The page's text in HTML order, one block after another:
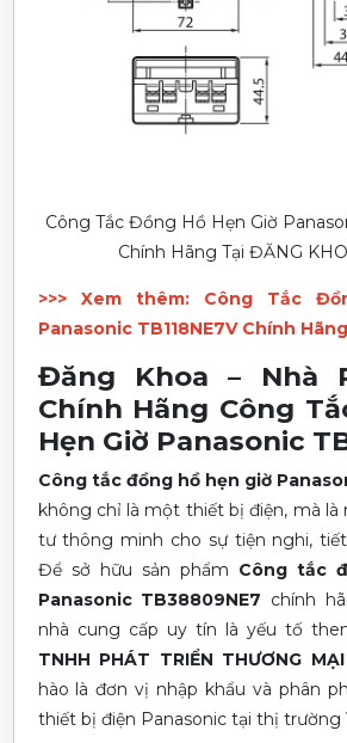
Công Tắc Đồng Hồ Hẹn Giờ
Chính Hãng Tại ĐĂNG
>>> Xem thêm: Công Tắc
Panasonic TB118NE7V Chính Hãng
Đăng Khoa – Nhà
Chính Hãng Công
Hẹn Giờ Panasonic
Công tắc đồng hồ hẹn giờ
không chỉ là một thiết bị điện, mà là
tư thông minh cho sự tiện nghi,
Để sở hữu sản phẩm Công tắc
Panasonic TB38809NE7 chính
nhà cung cấp uy tín là yếu tố
TNHH PHÁT TRIỂN THƯƠNG
hào là đơn vị nhập khẩu và phân
thiết bị điện Panasonic tại thị trường